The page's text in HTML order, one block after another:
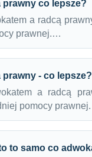
co lepsze?
a radcą
prawnej.…
- co lepsze?
a radcą
pomocy
to samo co